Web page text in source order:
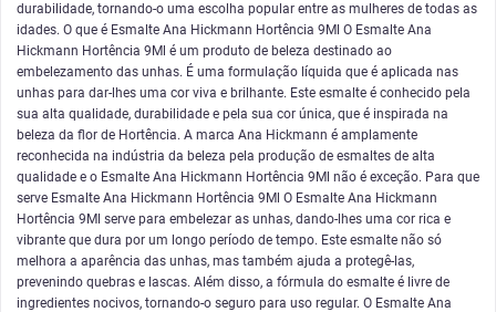
durabilidade, tornando-o uma escolha popular entre as mulheres de todas as
idades. O que é Esmalte Ana Hickmann Hortência 9Ml O Esmalte Ana
Hickmann Hortência 9Ml é um produto de beleza destinado ao
embelezamento das unhas. É uma formulação líquida que é aplicada nas
unhas para dar-lhes uma cor viva e brilhante. Este esmalte é conhecido pela
sua alta qualidade, durabilidade e pela sua cor única, que é inspirada na
beleza da flor de Hortência. A marca Ana Hickmann é amplamente
reconhecida na indústria da beleza pela produção de esmaltes de alta
qualidade e o Esmalte Ana Hickmann Hortência 9Ml não é exceção. Para que
serve Esmalte Ana Hickmann Hortência 9Ml O Esmalte Ana Hickmann
Hortência 9Ml serve para embelezar as unhas, dando-lhes uma cor rica e
vibrante que dura por um longo período de tempo. Este esmalte não só
melhora a aparência das unhas, mas também ajuda a protegê-las,
prevenindo quebras e lascas. Além disso, a fórmula do esmalte é livre de
ingredientes nocivos, tornando-o seguro para uso regular. O Esmalte Ana